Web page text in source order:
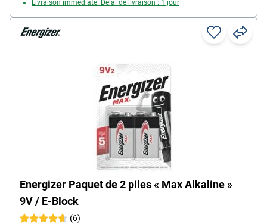
Livraison immédiate. Délai de livraison : 1 jour
Energizer Paquet de 2 piles « Max Alkaline »
9V / E-Block
(6)